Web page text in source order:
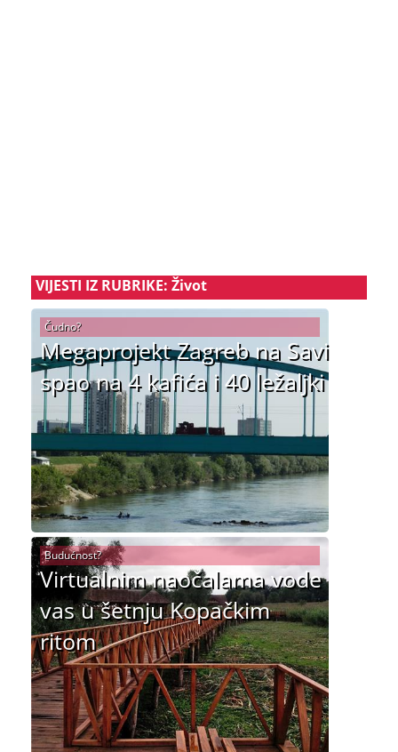
VIJESTI IZ RUBRIKE: Život
Megaprojekt Zagreb na Savi
spao na 4 kafića i 40 ležaljki
Čudno?
Virtualnim naočalama vode
vas u šetnju Kopačkim
ritom
Budućnost?